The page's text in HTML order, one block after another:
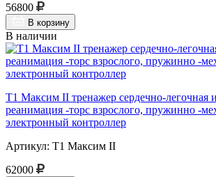
56800
В корзину
В наличии
Т1 Максим II тренажер сердечно-легочная
реанимация -торс взрослого, пружинно -
электронный контроллер
Артикул: Т1 Максим II
62000